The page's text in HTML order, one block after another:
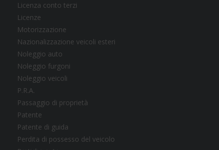
Licenza conto terzi
Licenze
Motorizzazione
Nazionalizzazione veicoli esteri
Noleggio auto
Noleggio furgoni
Noleggio veicoli
P.R.A.
Passaggio di proprietà
Patente
Patente di guida
Perdita di possesso del veicolo